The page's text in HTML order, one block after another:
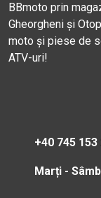
BBmoto prin
Gheorgheni și
moto și piese de
ATV-uri!
+40 745 153
Marți -